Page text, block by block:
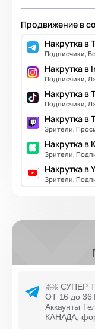
Продвижение в
Накрутка в
Подписчики,
Накрутка в
Подписчики,
Накрутка в
Подписчики,
Накрутка в
Зрители,
Накрутка в
Зрители,
Накрутка в
Зрители,
❇️❇️ СУПЕР
ОТ 16 до 36
Аккаунты
КАНАДА,